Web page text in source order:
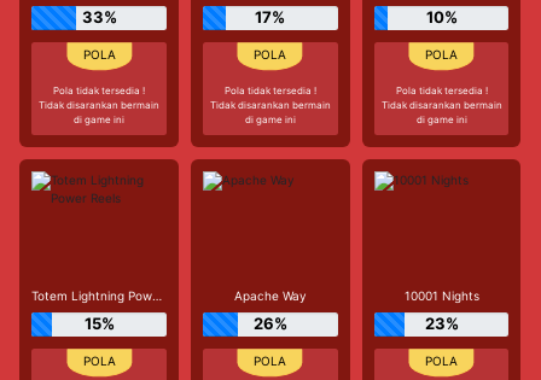
33%
Pola tidak tersedia !
Tidak disarankan bermain
di game ini
17%
Pola tidak tersedia !
Tidak disarankan bermain
di game ini
10%
Pola tidak tersedia !
Tidak disarankan bermain
di game ini
Totem Lightning Power Reels
15%
Apache Way
26%
10001 Nights
23%